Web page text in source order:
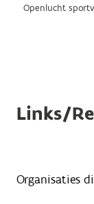
Openlucht
Links/
Organisaties